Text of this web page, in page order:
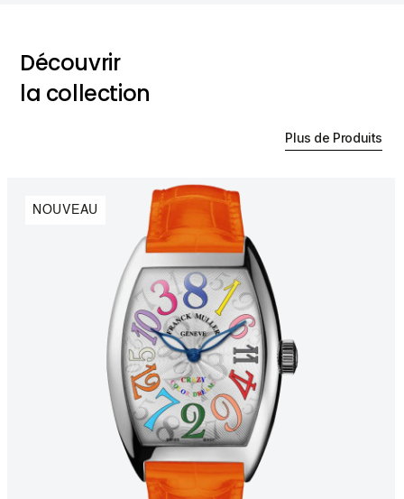
Découvrir
la collection
Plus de Produits
NOUVEAU